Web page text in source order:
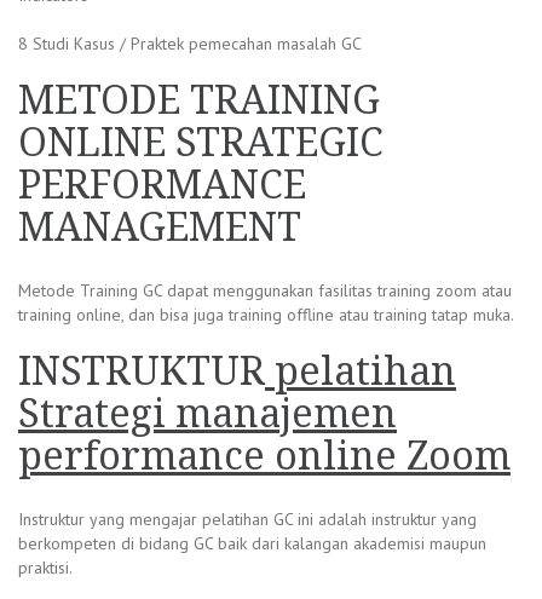
8 Studi Kasus / Praktek pemecahan masalah GC
METODE TRAINING
ONLINE STRATEGIC
PERFORMANCE
MANAGEMENT
Metode Training GC dapat menggunakan fasilitas training zoom atau
training online, dan bisa juga training offline atau training tatap muka.
INSTRUKTUR pelatihan
Strategi manajemen
performance online Zoom
Instruktur yang mengajar pelatihan GC ini adalah instruktur yang
berkompeten di bidang GC baik dari kalangan akademisi maupun
praktisi.